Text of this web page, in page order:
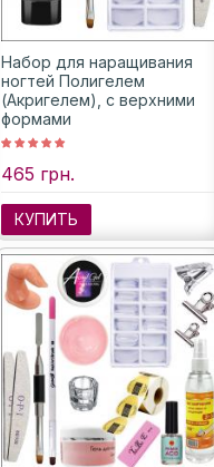
Набор для наращивания
ногтей Полигелем
(Акригелем), с верхними
формами
465 грн.
КУПИТЬ